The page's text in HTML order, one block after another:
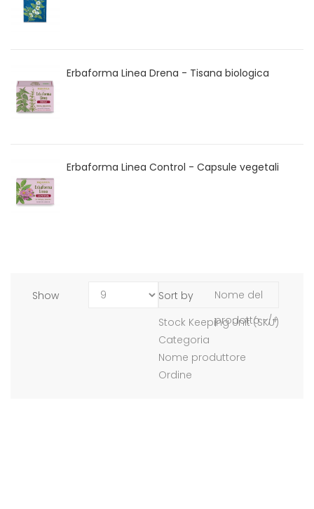
Erbaforma Linea Drena - Tisana biologica
Erbaforma Linea Control - Capsule vegetali
Show Sort by
Nome del
prodotto -/+
Stock Keeping Unit (SKU)
Categoria
Nome produttore
Ordine